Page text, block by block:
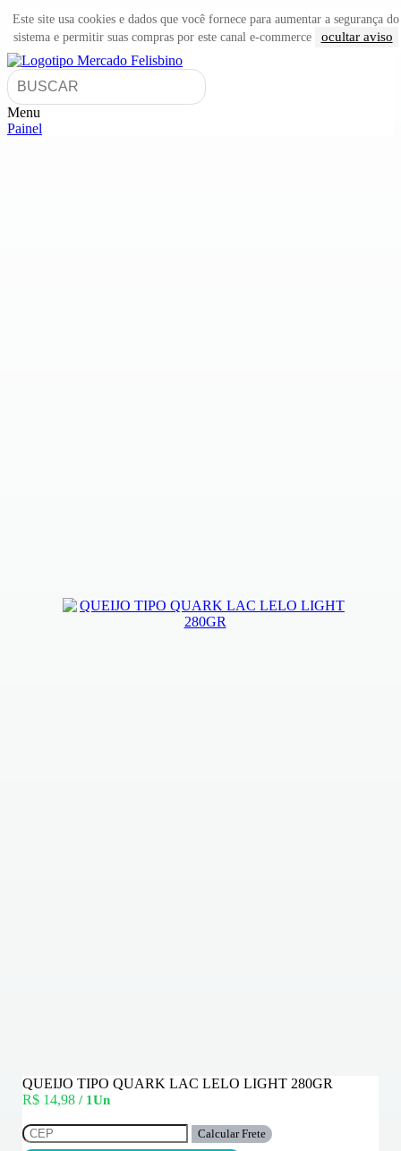
Este site usa cookies e dados que você fornece para aumentar a segurança do
sistema e permitir suas compras por este canal e-commerce
ocultar aviso
Menu
INÍCIO
Painel
QUEIJO TIPO QUARK LAC LELO LIGHT 280GR
R$ 14,98/ 1Un
Calcular Frete